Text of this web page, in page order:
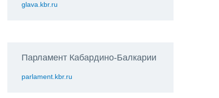
glava.kbr.ru
Парламент Кабардино-Балкарии
parlament.kbr.ru